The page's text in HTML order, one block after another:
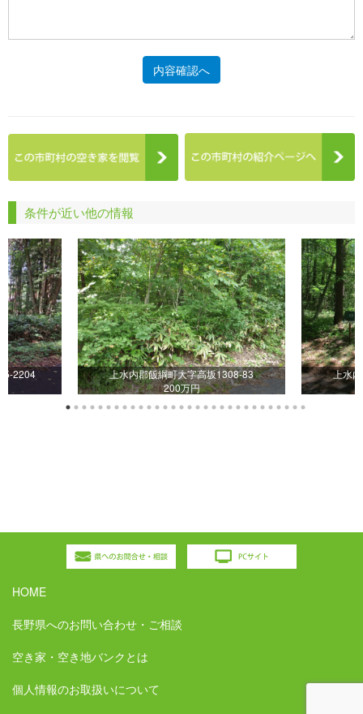
内容確認へ
条件が近い他の情報
2204
上水内郡飯綱町大字高坂1308-83
200万円
上水
HOME
長野県へのお問い合わせ・ご相談
空き家・空き地バンクとは
個人情報のお取扱いについて